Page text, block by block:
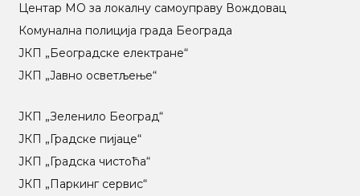
Центар МO за локалну самоуправу Вождовац
Комунална полиција града Београда
ЈКП „Београдске електране“
ЈКП „Јавно осветљење“
ЈКП „Зеленило Београд“
ЈКП „Градске пијаце“
ЈКП „Градска чистоћа“
ЈКП „Паркинг сервис“